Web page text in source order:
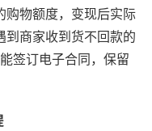
物额度，变现后实际
商家收到货不回款的
签订电子合同，保留